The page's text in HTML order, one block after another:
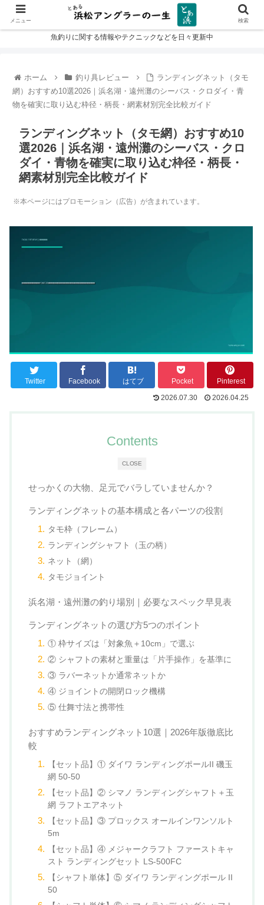
魚釣りに関する情報やテクニックなどを日々更新中
ホーム 釣り具レビュー
ランディングネット（タモ
網）おすすめ10選2026｜浜名湖・遠州灘のシーバス・クロダイ・青
物を確実に取り込む枠径・柄長・網素材別完全比較ガイド
ランディングネット（タモ網）おすすめ10
選2026｜浜名湖・遠州灘のシーバス・クロ
ダイ・青物を確実に取り込む枠径・柄長・
網素材別完全比較ガイド
※本ページにはプロモーション（広告）が含まれています。
Twitter Facebook はてブ Pocket
Pinterest
2026.07.30
2026.04.25
CLOSE
Contents
せっかくの大物、足元でバラしていませんか？
ランディングネットの基本構成と各パーツの役割
タモ枠（フレーム）
ランディングシャフト（玉の柄）
ネット（網）
タモジョイント
浜名湖・遠州灘の釣り場別｜必要なスペック早見表
ランディングネットの選び方5つのポイント
① 枠サイズは「対象魚＋10cm」で選ぶ
② シャフトの素材と重量は「片手操作」を基準に
③ ラバーネットか通常ネットか
④ ジョイントの開閉ロック機構
⑤ 仕舞寸法と携帯性
おすすめランディングネット10選｜2026年版徹底比
較
【セット品】① ダイワ ランディングポールII 磯玉
網 50-50
【セット品】② シマノ ランディングシャフト＋玉
網 ラフトエアネット
【セット品】③ プロックス オールインワンソルト
5m
【セット品】④ メジャークラフト ファーストキャ
スト ランディングセット LS-500FC
【シャフト単体】⑤ ダイワ ランディングポール II
50
メニュー 検索